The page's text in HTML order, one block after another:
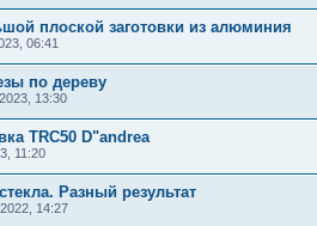
плоской заготовки из алюминия
06:41
по дереву
13:30
TRC50 D"andrea
11:20
Разный результат
14:27